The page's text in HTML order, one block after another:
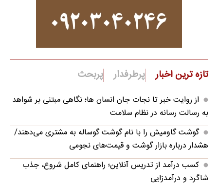
تازه ترین اخبار پرطرفدار پربحث
از روایت خبر تا نجات جان انسان‌ ها؛ نگاهی مبتنی بر شواهد
به رسالت رسانه در نظام سلامت
گوشت گاومیش را با نام گوشت گوساله به مشتری می‌دهند/
هشدار درباره بازار گوشت و قیمت‌های نجومی
کسب درآمد از تدریس آنلاین؛ راهنمای کامل شروع، جذب
شاگرد و درآمدزایی